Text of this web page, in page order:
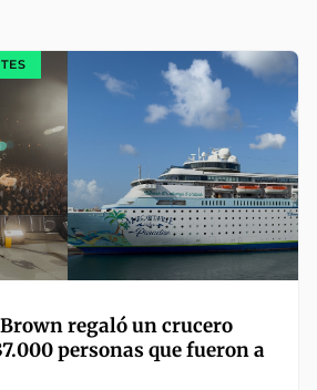
Brown regaló un crucero
personas que fueron a